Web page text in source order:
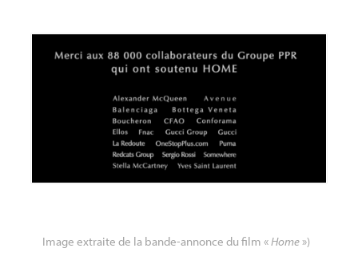
Image extraite de la bande-annonce du film « Home»)